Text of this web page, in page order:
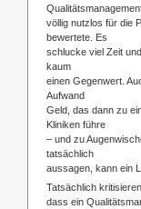
völlig nutzlos für die
bewertete. Es
schlucke viel Zeit
kaum
einen Gegenwert.
Aufwand
Geld, das dann zu
Kliniken führe
– und zu
tatsächlich
aussagen, kann ein
Tatsächlich
dass ein